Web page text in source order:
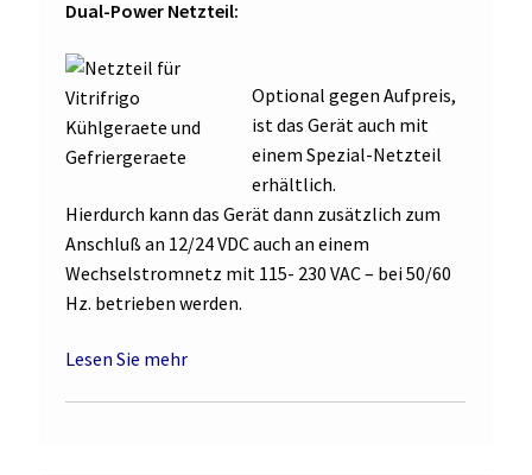
Dual-Power Netzteil:
Optional gegen Aufpreis,
ist das Gerät auch mit
einem Spezial-Netzteil
erhältlich.
Hierdurch kann das Gerät dann zusätzlich zum
Anschluß an 12/24 VDC auch an einem
Wechselstromnetz mit 115- 230 VAC – bei 50/60
Hz. betrieben werden.
Lesen Sie mehr